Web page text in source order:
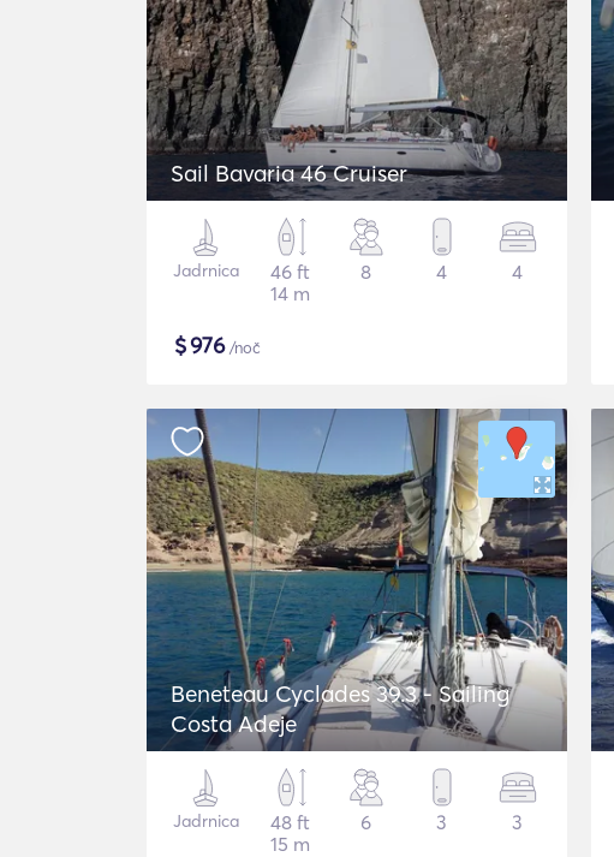
Sail Bavaria 46 Cruiser
Jadrnica
46 ft
14 m
8 4 4
$976/noč
Beneteau Cyclades 39.3 - Sailing
Costa Adeje
Jadrnica
48 ft
15 m
6 3 3